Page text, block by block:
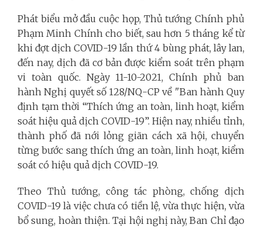
Phát biểu mở đầu cuộc họp, Thủ tướng Chính phủ
Phạm Minh Chính cho biết, sau hơn 5 tháng kể từ
khi đợt dịch COVID-19 lần thứ 4 bùng phát, lây lan,
đến nay, dịch đã cơ bản được kiểm soát trên phạm
vi toàn quốc. Ngày 11-10-2021, Chính phủ ban
hành Nghị quyết số 128/NQ-CP về "Ban hành Quy
định tạm thời “Thích ứng an toàn, linh hoạt, kiểm
soát hiệu quả dịch COVID-19”. Hiện nay, nhiều tỉnh,
thành phố đã nới lỏng giãn cách xã hội, chuyển
từng bước sang thích ứng an toàn, linh hoạt, kiểm
soát có hiệu quả dịch COVID-19.
Theo Thủ tướng, công tác phòng, chống dịch
COVID-19 là việc chưa có tiền lệ, vừa thực hiện, vừa
bổ sung, hoàn thiện. Tại hội nghị này, Ban Chỉ đạo